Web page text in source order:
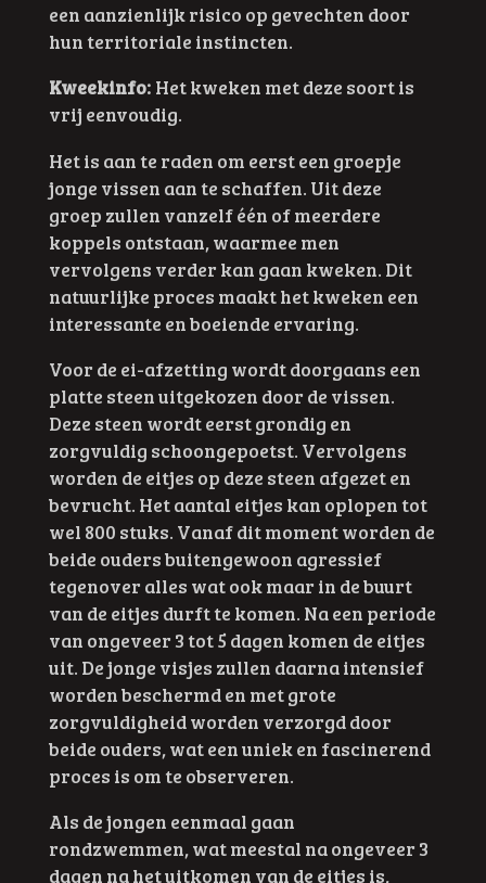
een aanzienlijk risico op gevechten door
hun territoriale instincten.
Kweekinfo:Het kweken met deze soort is
vrij eenvoudig.
Het is aan te raden om eerst een groepje
jonge vissen aan te schaffen. Uit deze
groep zullen vanzelf één of meerdere
koppels ontstaan, waarmee men
vervolgens verder kan gaan kweken. Dit
natuurlijke proces maakt het kweken een
interessante en boeiende ervaring.
Voor de ei-afzetting wordt doorgaans een
platte steen uitgekozen door de vissen.
Deze steen wordt eerst grondig en
zorgvuldig schoongepoetst. Vervolgens
worden de eitjes op deze steen afgezet en
bevrucht. Het aantal eitjes kan oplopen tot
wel 800 stuks. Vanaf dit moment worden de
beide ouders buitengewoon agressief
tegenover alles wat ook maar in de buurt
van de eitjes durft te komen. Na een periode
van ongeveer 3 tot 5 dagen komen de eitjes
uit. De jonge visjes zullen daarna intensief
worden beschermd en met grote
zorgvuldigheid worden verzorgd door
beide ouders, wat een uniek en fascinerend
proces is om te observeren.
Als de jongen eenmaal gaan
rondzwemmen, wat meestal na ongeveer 3
dagen na het uitkomen van de eitjes is,